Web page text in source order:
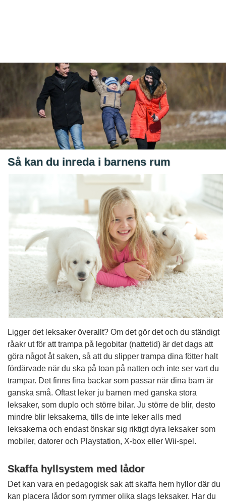
Så kan du inreda i barnens rum
Ligger det leksaker överallt? Om det gör det och du ständigt
råakr ut för att trampa på legobitar (nattetid) är det dags att
göra något åt saken, så att du slipper trampa dina fötter halt
fördärvade när du ska på toan på natten och inte ser vart du
trampar. Det finns fina backar som passar när dina barn är
ganska små. Oftast leker ju barnen med ganska stora
leksaker, som duplo och större bilar. Ju större de blir, desto
mindre blir leksakerna, tills de inte leker alls med
leksakerna och endast önskar sig riktigt dyra leksaker som
mobiler, datorer och Playstation, X-box eller Wii-spel.
Skaffa hyllsystem med lådor
Det kan vara en pedagogisk sak att skaffa hem hyllor där du
kan placera lådor som rymmer olika slags leksaker. Har du